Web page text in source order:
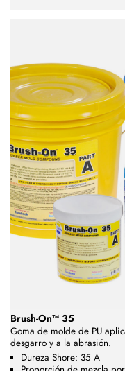
Brush-On™ 35
Goma de molde de PU
desgarro y a la abrasión.
Dureza Shore: 35 A